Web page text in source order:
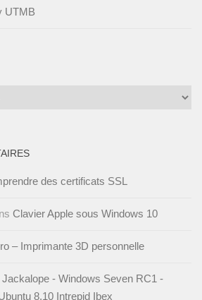
UTMB
des certificats SSL
Clavier Apple sous Windows 10
– Imprimante 3D personnelle
- Windows Seven RC1 -
8.10 Intrepid Ibex